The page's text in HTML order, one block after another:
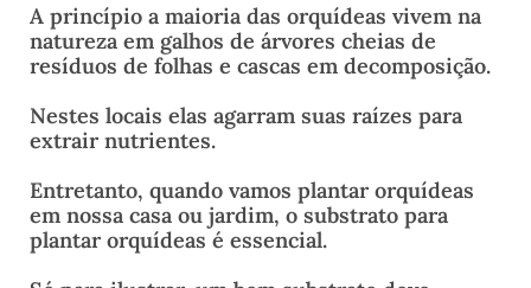
A princípio a maioria das orquídeas vivem na
natureza em galhos de árvores cheias de
resíduos de folhas e cascas em decomposição.
Nestes locais elas agarram suas raízes para
extrair nutrientes.
Entretanto, quando vamos plantar orquídeas
em nossa casa ou jardim, o substrato para
plantar orquídeas é essencial.